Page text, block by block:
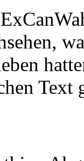
Text